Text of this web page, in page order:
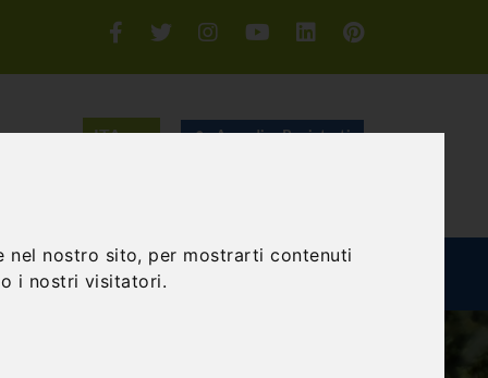
nel nostro sito, per mostrarti contenuti
i nostri visitatori.
Accedi o Registrati
BUILDING GIFT EXPERIENCE